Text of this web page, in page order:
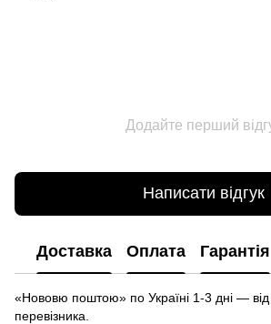
Додайте перший
Написати відгук
Доставка Оплата Гарантія
«Нововю поштою» по Україні 1-3 дні —
перевізника.